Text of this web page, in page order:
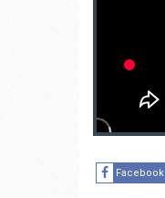
Facebook